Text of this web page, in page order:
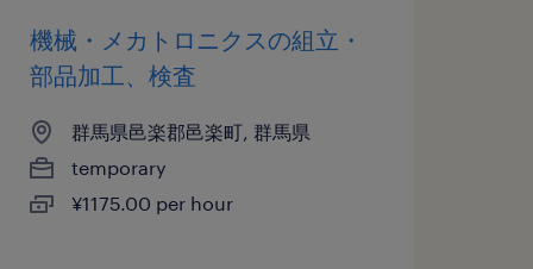
機械・メカトロニクスの組立・
部品加工、検査
群馬県邑楽郡邑楽町, 群馬県
temporary
¥1175.00 per hour